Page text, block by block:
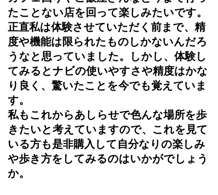
たことない店を回って楽しみたいです。
正直私は体験させていただく前まで、精
度や機能は限られたものしかないんだろ
うなと思っていました。しかし、体験し
てみるとナビの使いやすさや精度はかな
り良く、驚いたことを今でも覚えていま
す。
私もこれからあしらせで色んな場所を歩
きたいと考えていますので、これを見て
いる方も是非購入して自分なりの楽しみ
や歩き方をしてみるのはいかがでしょう
か。